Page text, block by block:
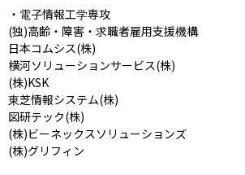
・電子情報工学専攻
(独)高齢・障害・求職者雇用支援機構
日本コムシス(株)
横河ソリューションサービス(株)
(株)KSK
東芝情報システム(株)
図研テック(株)
(株)ビーネックスソリューションズ
(株)グリフィン